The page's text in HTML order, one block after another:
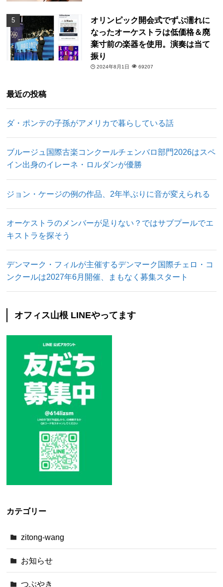
オリンピック開会式でずぶ濡れに
なったオーケストラは低価格＆廃
棄寸前の楽器を使用。演奏は当て
振り
2024年8月1日 69207
最近の投稿
ダ・ポンテの子孫がアメリカで暮らしている話
ブルージュ国際古楽コンクールチェンバロ部門2026はスペ
イン出身のイレーネ・ロルダンが優勝
ジョン・ケージの例の作品、2年半ぶりに音が変えられる
オーケストラのメンバーが足りない？ではサブプールでエ
キストラを探そう
デンマーク・フィルが主催するデンマーク国際チェロ・コ
ンクールは2027年6月開催、まもなく募集スタート
オフィス山根 LINEやってます
カテゴリー
zitong-wang
お知らせ
つぶやき